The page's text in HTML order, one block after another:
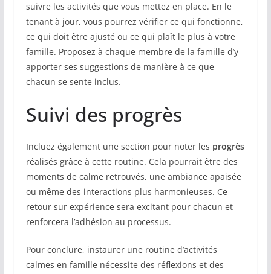
suivre les activités que vous mettez en place. En le
tenant à jour, vous pourrez vérifier ce qui fonctionne,
ce qui doit être ajusté ou ce qui plaît le plus à votre
famille. Proposez à chaque membre de la famille d’y
apporter ses suggestions de manière à ce que
chacun se sente inclus.
Suivi des progrès
Incluez également une section pour noter les progrès
réalisés grâce à cette routine. Cela pourrait être des
moments de calme retrouvés, une ambiance apaisée
ou même des interactions plus harmonieuses. Ce
retour sur expérience sera excitant pour chacun et
renforcera l’adhésion au processus.
Pour conclure, instaurer une routine d’activités
calmes en famille nécessite des réflexions et des